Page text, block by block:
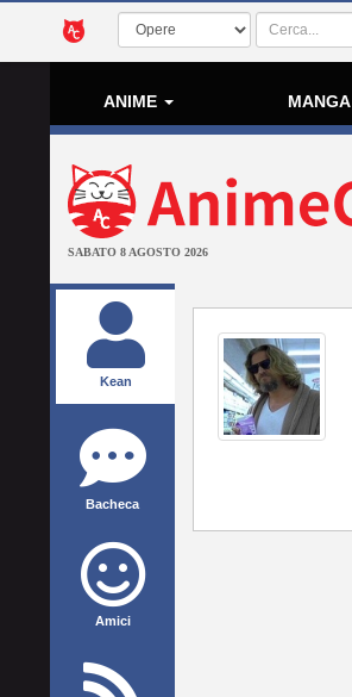
ANIME MANGA
SABATO 8 AGOSTO 2026
Kean
Bacheca
Amici